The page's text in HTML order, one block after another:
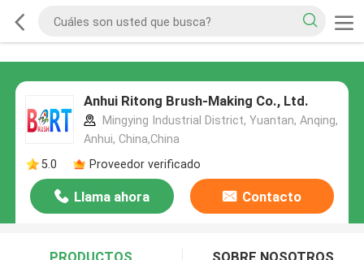
Anhui Ritong Brush-Making Co., Ltd.
Mingying Industrial District, Yuantan, Anqing,
Anhui, China,China
5.0
Proveedor verificado
Llama ahora Contacto